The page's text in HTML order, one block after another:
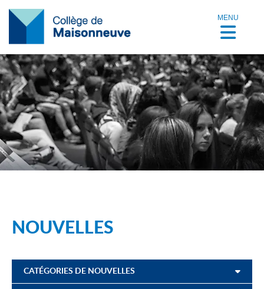
MENU
NOUVELLES
CATÉGORIES DE NOUVELLES